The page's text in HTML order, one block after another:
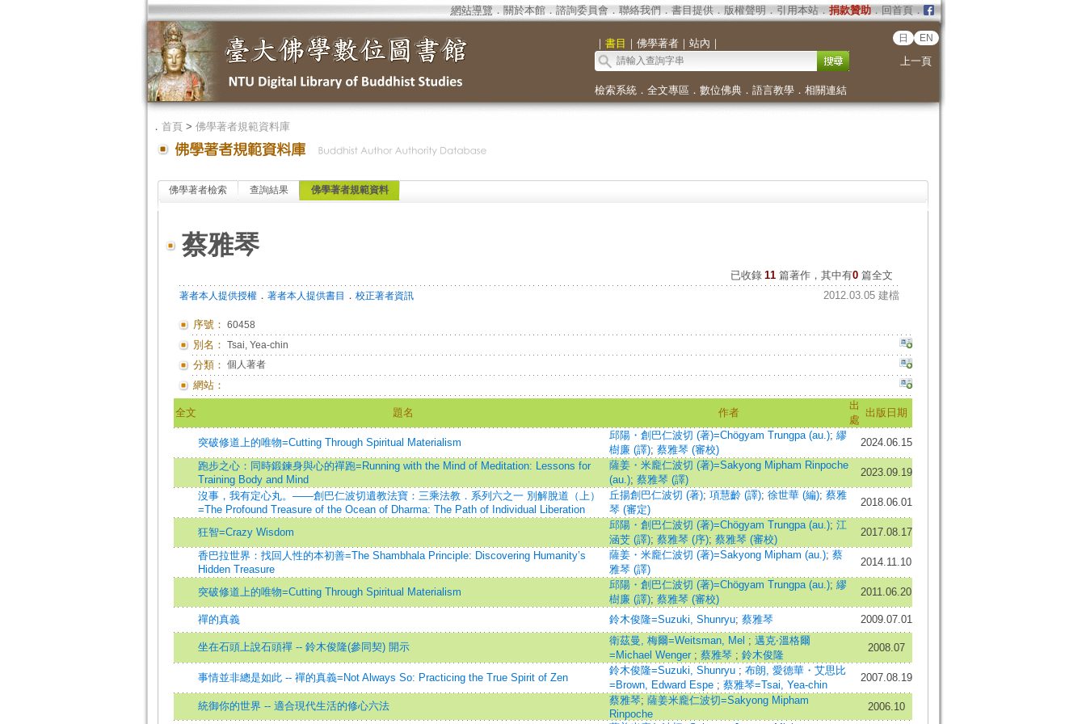
網站導覽 ． 關於本館． 諮詢委員會． 聯絡我們 ． 書目提供． 版權聲明 ． 引用本站． 捐款贊助．回首頁．
｜ 書目 ｜ 佛學著者｜ 站內 ｜ 日 EN
上一頁
檢索系統． 全文專區 ． 數位佛典． 語言教學． 相關連結
． 首頁> 佛學著者規範資料庫
佛學著者檢索 查詢結果 佛學著者規範資料
蔡雅琴
已收錄 11 篇著作，其中有0篇全文
著者本人提供授權． 著者本人提供書目 ． 校正著者資訊 2012.03.05 建檔
序號： 60458
別名： Tsai, Yea-chin
分類： 個人著者
網站：
全文 題名 作者
出
處
出版日期
突破修道上的唯物=Cutting Through Spiritual Materialism
邱陽・創巴仁波切 (著)=Chögyam Trungpa (au.); 繆
樹廉 (譯); 蔡雅琴 (審校)
2024.06.15
跑步之心：同時鍛鍊身與心的禪跑=Running with the Mind of Meditation: Lessons for
Training Body and Mind
薩姜・米龐仁波切 (著)=Sakyong Mipham Rinpoche
(au.); 蔡雅琴 (譯)
2023.09.19
沒事，我有定心丸。——創巴仁波切遺教法寶：三乘法教．系列六之一 別解脫道（上）
=The Profound Treasure of the Ocean of Dharma: The Path of Individual Liberation
丘揚創巴仁波切 (著); 項慧齡 (譯); 徐世華 (編); 蔡雅
琴 (審定)
2018.06.01
狂智=Crazy Wisdom
邱陽・創巴仁波切 (著)=Chögyam Trungpa (au.); 江
涵芠 (譯); 蔡雅琴 (序); 蔡雅琴 (審校)
2017.08.17
香巴拉世界：找回人性的本初善=The Shambhala Principle: Discovering Humanity’s
Hidden Treasure
薩姜・米龐仁波切 (著)=Sakyong Mipham (au.); 蔡
雅琴 (譯)
2014.11.10
突破修道上的唯物=Cutting Through Spiritual Materialism
邱陽・創巴仁波切 (著)=Chögyam Trungpa (au.); 繆
樹廉 (譯); 蔡雅琴 (審校)
2011.06.20
禪的真義 鈴木俊隆=Suzuki, Shunryu; 蔡雅琴 2009.07.01
坐在石頭上說石頭禪 -- 鈴木俊隆(參同契) 開示
衛茲曼, 梅爾=Weitsman, Mel ; 邁克‧溫格爾
=Michael Wenger ; 蔡雅琴 ; 鈴木俊隆
2008.07
事情並非總是如此 -- 禪的真義=Not Always So: Practicing the True Spirit of Zen
鈴木俊隆=Suzuki, Shunryu ; 布朗, 愛德華・艾思比
=Brown, Edward Espe ; 蔡雅琴=Tsai, Yea-chin
2007.08.19
統御你的世界 -- 適合現代生活的修心六法 蔡雅琴; 薩姜米龐仁波切=Sakyong Mipham
Rinpoche
2006.10